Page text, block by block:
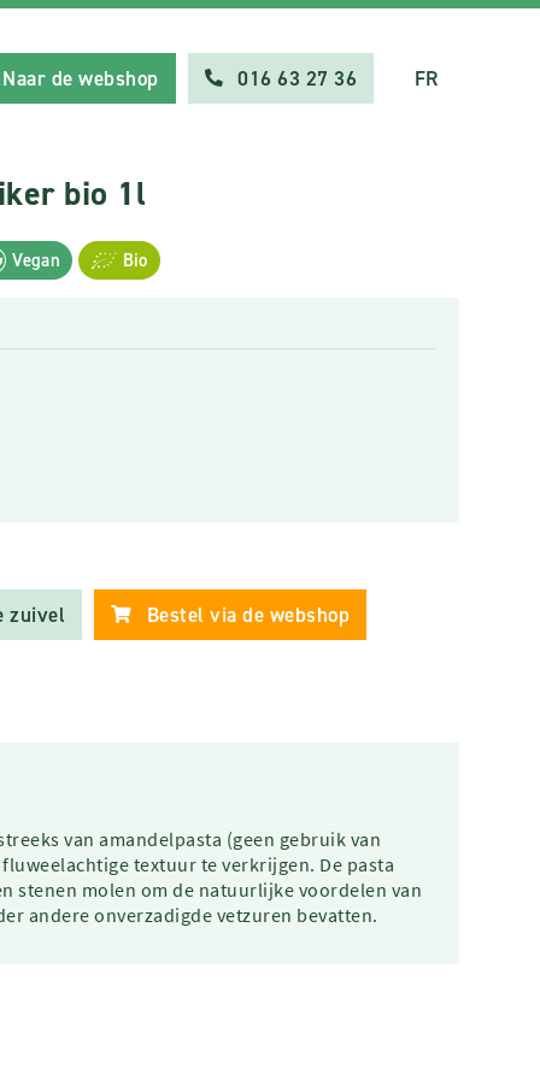
Naar de webshop 016 63 27 36 FR
bio 1l
Vegan Bio
zuivel Bestel via de webshop
van amandelpasta (geen gebruik van
textuur te verkrijgen. De pasta
stenen molen om de natuurlijke voordelen van
andere onverzadigde vetzuren bevatten.